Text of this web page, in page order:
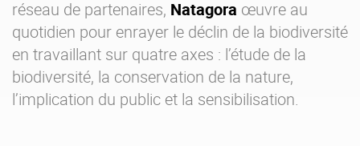
réseau de partenaires, Natagora œuvre au
quotidien pour enrayer le déclin de la biodiversité
en travaillant sur quatre axes : l’étude de la
biodiversité, la conservation de la nature,
l’implication du public et la sensibilisation.